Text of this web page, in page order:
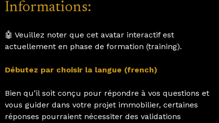
Informations:
🤖 Veuillez noter que cet avatar interactif est
actuellement en phase de formation (training).
Débutez par choisir la langue (french)
Bien qu’il soit conçu pour répondre à vos questions et
vous guider dans votre projet immobilier, certaines
réponses pourraient nécessiter des validations